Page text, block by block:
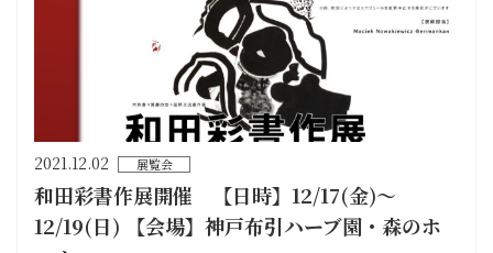
2021.12.02 展覧会
和田彩書作展開催 【日時】12/17(金)〜
12/19(日) 【会場】神戸布引ハーブ園・森のホ